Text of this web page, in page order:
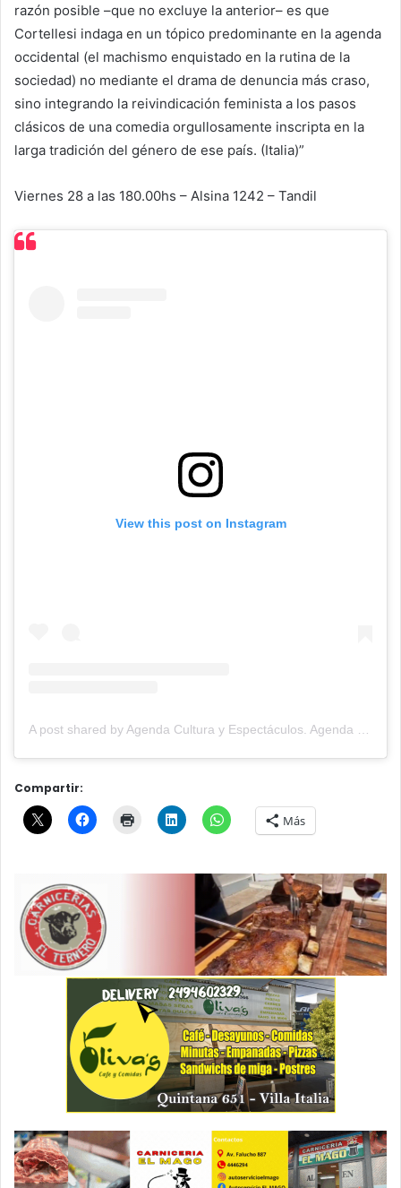
razón posible –que no excluye la anterior– es que
Cortellesi indaga en un tópico predominante en la agenda
occidental (el machismo enquistado en la rutina de la
sociedad) no mediante el drama de denuncia más craso,
sino integrando la reivindicación feminista a los pasos
clásicos de una comedia orgullosamente inscripta en la
larga tradición del género de ese país. (Italia)”
Viernes 28 a las 180.00hs – Alsina 1242 – Tandil
View this post on Instagram
A post shared by Agenda Cultura y Espectáculos. Agenda Cultural Tandil. (@agendacye)
Compartir:
Más